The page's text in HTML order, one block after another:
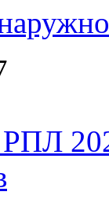
РПЛ